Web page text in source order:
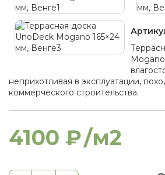
неприхотливая в эксплуатации,
коммерческого строительства.
4100 ₽/м2